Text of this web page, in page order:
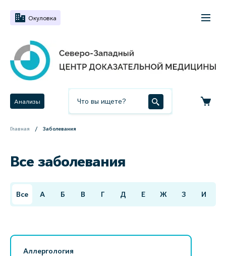
Окуловка
Анализы
Главная Заболевания
Все заболевания
Все А Б В Г Д Е Ж З И
Аллергология